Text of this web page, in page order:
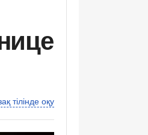
тілінде оқу